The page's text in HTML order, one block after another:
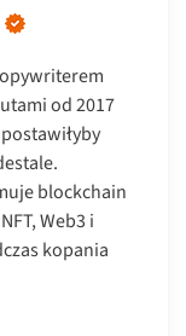
od 2017
blockchain
Web3 i
kopania